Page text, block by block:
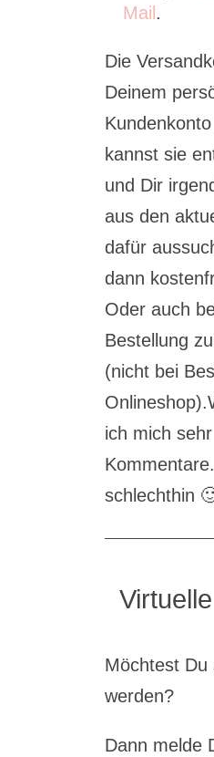
Mail .
Die
Deinem
kannst sie
und Dir
aus den
dafür
dann
Oder auch
Bestellung
(nicht bei
ich mich
schlechthin
Möchtest Du
werden?
Dann melde